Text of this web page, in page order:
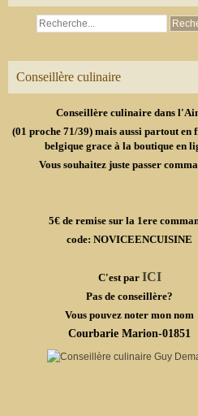
Conseillère culinaire
Conseillère culinaire dans
(01 proche 71/39) mais aussi partout en
belgique grace à la boutique en
Vous souhaitez juste passer
5€ de remise sur la 1ere
code: NOVICEENCUISINE
C'est par ICI
Pas de conseillère?
Vous pouvez noter mon nom
Courbarie Marion-01851